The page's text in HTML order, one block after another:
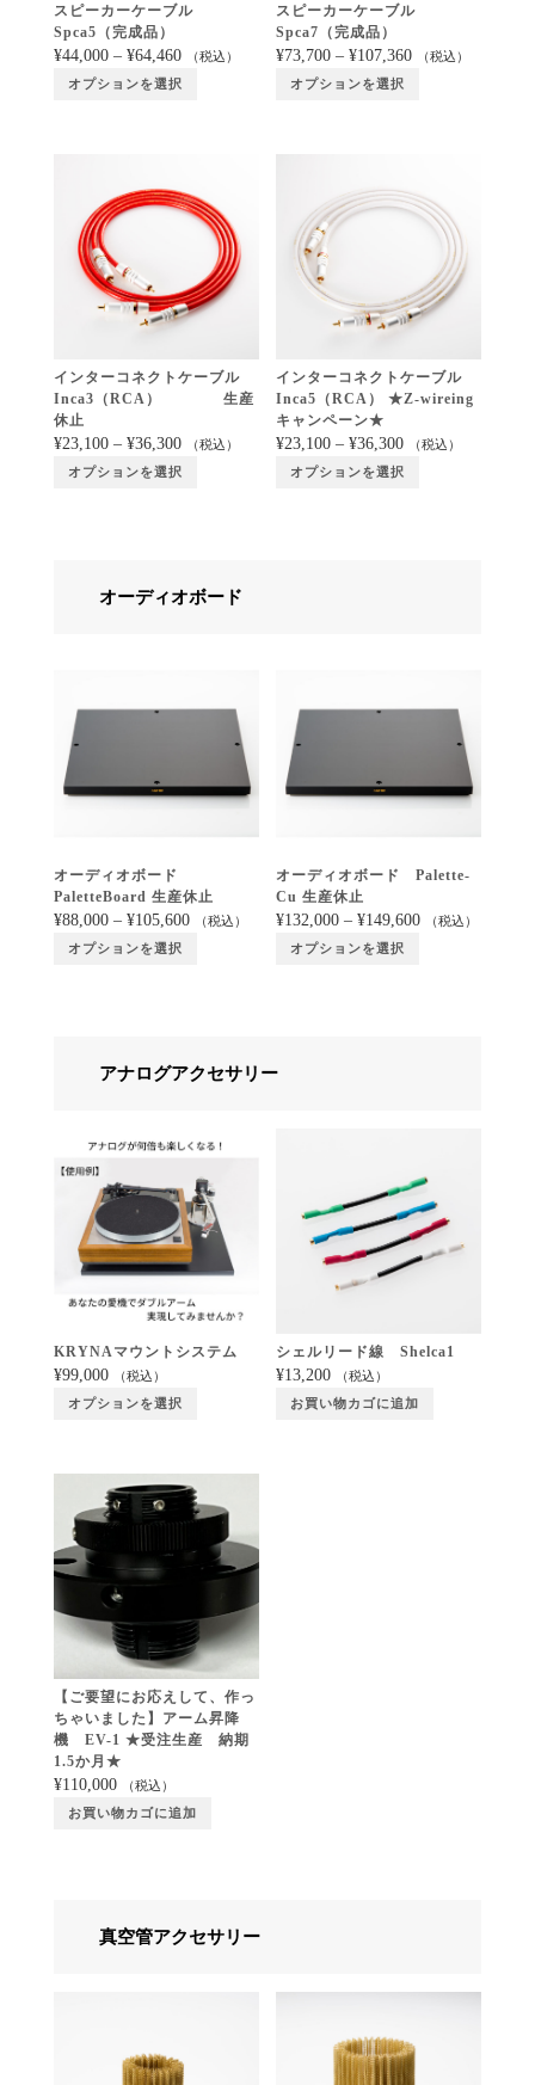
スピーカーケーブル
Spca5（完成品）
¥44,000– ¥64,460 （税込）
オプションを選択
スピーカーケーブル
Spca7（完成品）
¥73,700 –¥107,360 （税込）
オプションを選択
インターコネクトケーブル
Inca3（RCA） 生産
休止
¥23,100– ¥36,300 （税込）
オプションを選択
インターコネクトケーブル
Inca5（RCA） ★Z-wireing
キャンペーン★
¥23,100 –¥36,300 （税込）
オプションを選択
オーディオボード
オーディオボード
PaletteBoard 生産休止
¥88,000– ¥105,600 （税込）
オプションを選択
オーディオボード Palette-
Cu 生産休止
¥132,000 –¥149,600 （税込）
オプションを選択
アナログアクセサリー
KRYNAマウントシステム
¥99,000 （税込）
オプションを選択
シェルリード線 Shelca1
¥13,200 （税込）
お買い物カゴに追加
【ご要望にお応えして、作っ
ちゃいました】アーム昇降
機 EV-1 ★受注生産 納期
1.5か月★
¥110,000 （税込）
お買い物カゴに追加
真空管アクセサリー